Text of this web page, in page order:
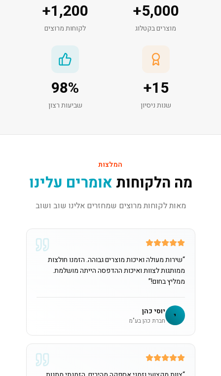
5,000
+
מוצרים בקטלוג
1,200
+
לקוחות מרוצים
15
+
שנות ניסיון
98%
שביעות רצון
המלצות
מה הלקוחות אומרים עלינו
מאות לקוחות מרוצים שמחזרים אלינו שוב ושוב
“שירות מעולה ואיכות מוצרים גבוהה. הזמנו חולצות
ממותגות לצוות ואיכות ההדפסה הייתה מושלמת.
ממליץ בחום!”
י יוסי כהן
חברת כהן בע"מ